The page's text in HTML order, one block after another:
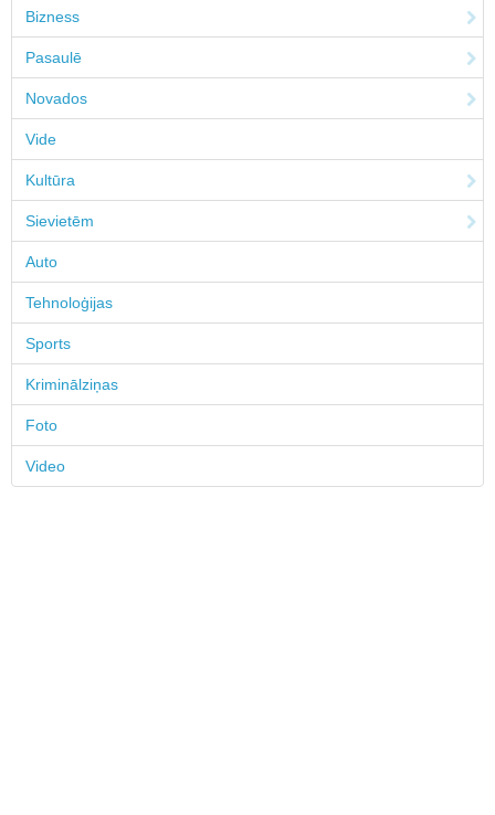
Bizness
Pasaulē
Novados
Vide
Kultūra
Sievietēm
Auto
Tehnoloģijas
Sports
Kriminālziņas
Foto
Video